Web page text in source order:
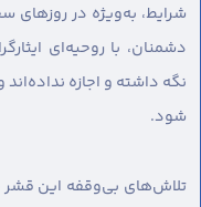
شرایط، به‌ویژه در
دشمنان، با روحیه‌ای
نگه داشته و اجازه
شود.
تلاش‌های بی‌وقفه این